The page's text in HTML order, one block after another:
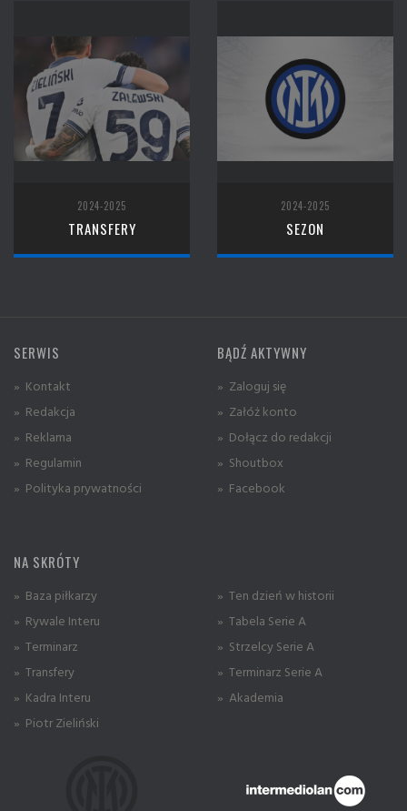
2024-2025
TRANSFERY
2024-2025
SEZON
SERWIS
» Kontakt
» Redakcja
» Reklama
» Regulamin
» Polityka prywatności
BĄDŹ AKTYWNY
» Zaloguj się
» Załóż konto
» Dołącz do redakcji
» Shoutbox
» Facebook
NA SKRÓTY
» Baza piłkarzy
» Rywale Interu
» Terminarz
» Transfery
» Kadra Interu
» Piotr Zieliński
» Ten dzień w historii
» Tabela Serie A
» Strzelcy Serie A
» Terminarz Serie A
» Akademia